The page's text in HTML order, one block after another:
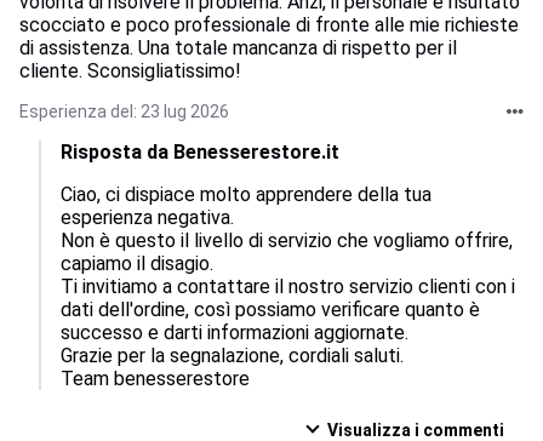
scocciato e poco professionale di fronte alle mie richieste
di assistenza. Una totale mancanza di rispetto per il
cliente. Sconsigliatissimo!
Esperienza del: 23 lug 2026
Risposta da Benesserestore.it
Ciao, ci dispiace molto apprendere della tua
esperienza negativa.
Non è questo il livello di servizio che vogliamo offrire,
capiamo il disagio.
Ti invitiamo a contattare il nostro servizio clienti con i
dati dell'ordine, così possiamo verificare quanto è
successo e darti informazioni aggiornate.
Grazie per la segnalazione, cordiali saluti.
Team benesserestore
Visualizza i commenti